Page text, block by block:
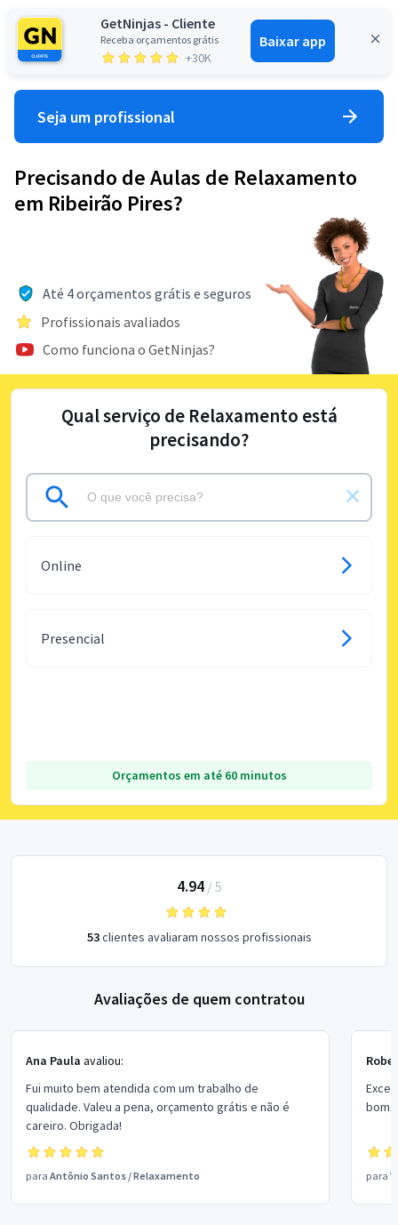
GetNinjas - Cliente
Receba orçamentos grátis
+30K
Baixar app
Entrar
Seja um profissional
Precisando de Aulas de Relaxamento
em Ribeirão Pires?
Até 4 orçamentos grátis e seguros
Profissionais avaliados
Como funciona o GetNinjas?
Qual serviço de Relaxamento está
precisando?
Online
Presencial
Orçamentos em até 60 minutos
4.94/ 5
53clientes avaliaram nossos profissionais
Avaliações de quem contratou
Ana Paula avaliou:
Fui muito bem atendida com um trabalho de
qualidade. Valeu a pena, orçamento grátis e não é
careiro. Obrigada!
para Antônio Santos /Relaxamento
bom
para